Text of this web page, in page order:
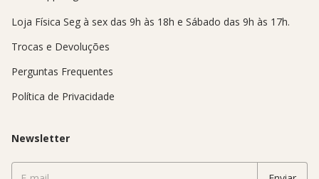
Trocas e Devoluções
Perguntas Frequentes
Política de Privacidade
Newsletter